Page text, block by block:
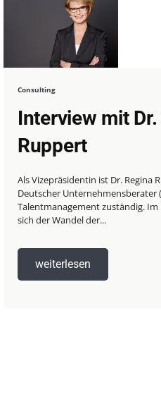
Consulting
Interview mit
Ruppert
Als Vizepräsidentin ist Dr. Regina
Deutscher Unternehmensberater
Talentmanagement zuständig.
sich der Wandel der...
weiterlesen